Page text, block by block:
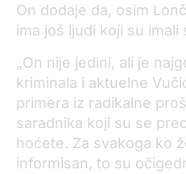
On dodaje da, osim
ima još ljudi koji su
„On nije jedini, ali je
kriminala i aktuelne
primera iz radikalne
saradnika koji su se
hoćete. Za svakoga ko
informisan, to su